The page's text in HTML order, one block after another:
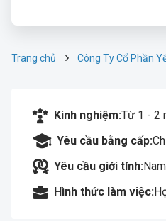
Trang chủ Công Ty Cổ Phần
Kinh nghiệm:Từ 1 - 2
Yêu cầu bằng cấp:
Yêu cầu giới tính:
Hình thức làm việc: